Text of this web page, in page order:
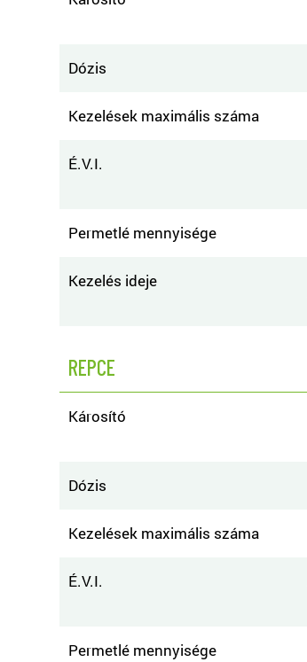
Dózis
Kezelések maximális száma
É.V.I.
Permetlé mennyisége
Kezelés ideje
REPCE
Károsító
Dózis
Kezelések maximális száma
É.V.I.
Permetlé mennyisége